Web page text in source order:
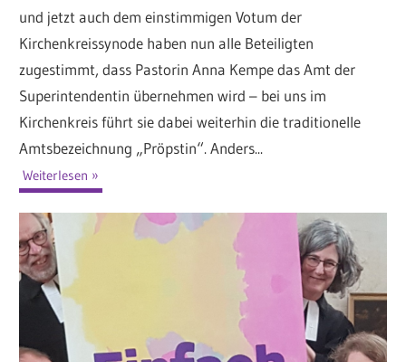
und jetzt auch dem einstimmigen Votum der
Kirchenkreissynode haben nun alle Beteiligten
zugestimmt, dass Pastorin Anna Kempe das Amt der
Superintendentin übernehmen wird – bei uns im
Kirchenkreis führt sie dabei weiterhin die traditionelle
Amtsbezeichnung „Pröpstin“. Anders...
Weiterlesen